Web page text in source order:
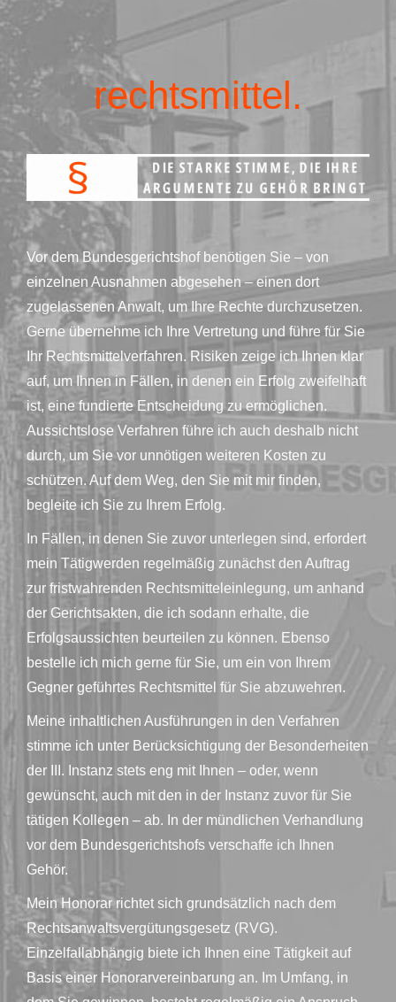
rechtsmittel.
Vor dem Bundesgerichtshof benötigen Sie – von
einzelnen Ausnahmen abgesehen – einen dort
zugelassenen Anwalt, um Ihre Rechte durchzusetzen.
Gerne übernehme ich Ihre Vertretung und führe für Sie
Ihr Rechtsmittelverfahren. Risiken zeige ich Ihnen klar
auf, um Ihnen in Fällen, in denen ein Erfolg zweifelhaft
ist, eine fundierte Entscheidung zu ermöglichen.
Aussichtslose Verfahren führe ich auch deshalb nicht
durch, um Sie vor unnötigen weiteren Kosten zu
schützen. Auf dem Weg, den Sie mit mir finden,
begleite ich Sie zu Ihrem Erfolg.
In Fällen, in denen Sie zuvor unterlegen sind, erfordert
mein Tätigwerden regelmäßig zunächst den Auftrag
zur fristwahrenden Rechtsmitteleinlegung, um anhand
der Gerichtsakten, die ich sodann erhalte, die
Erfolgsaussichten beurteilen zu können. Ebenso
bestelle ich mich gerne für Sie, um ein von Ihrem
Gegner geführtes Rechtsmittel für Sie abzuwehren.
Meine inhaltlichen Ausführungen in den Verfahren
stimme ich unter Berücksichtigung der Besonderheiten
der III. Instanz stets eng mit Ihnen – oder, wenn
gewünscht, auch mit den in der Instanz zuvor für Sie
tätigen Kollegen – ab. In der mündlichen Verhandlung
vor dem Bundesgerichtshofs verschaffe ich Ihnen
Gehör.
Mein Honorar richtet sich grundsätzlich nach dem
Rechtsanwaltsvergütungsgesetz (RVG).
Einzelfallabhängig biete ich Ihnen eine Tätigkeit auf
Basis einer Honorarvereinbarung an. Im Umfang, in